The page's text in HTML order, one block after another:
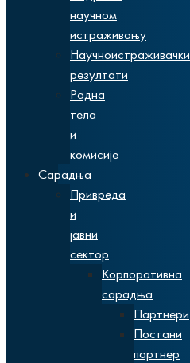
научном
истраживању
Научноистраживачки
резултати
Радна
тела
и
комисије
Сарадња
Привреда
и
јавни
сектор
Корпоративна
сарадња
Партнери
Постани
партнер